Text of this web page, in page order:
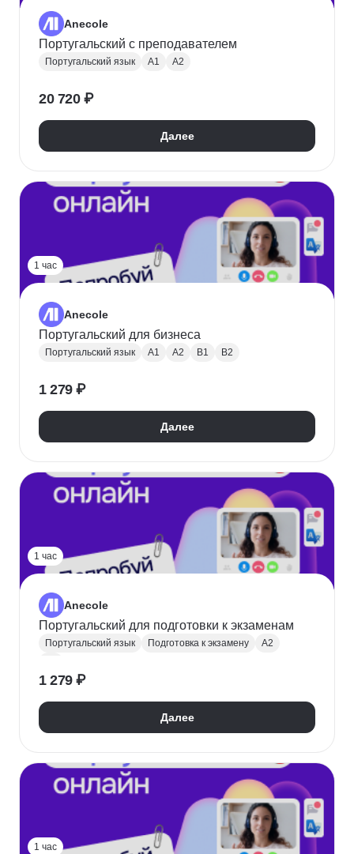
Anecole
Португальский с преподавателем
Португальский язык A1 A2
20 720 ₽
Далее
1 час
Anecole
Португальский для бизнеса
Португальский язык A1 A2 B1 B2
1 279 ₽
Далее
1 час
Anecole
Португальский для подготовки к экзаменам
Португальский язык Подготовка к экзамену
A2
1 279 ₽
Далее
1 час